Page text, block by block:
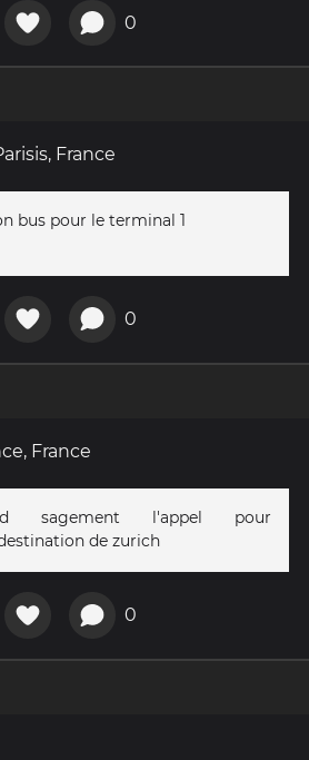
0
France
bus pour le terminal 1
0
France
sagement l'appel pour
de zurich
0